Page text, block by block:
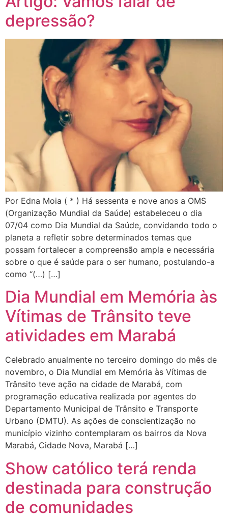
depressão?
Por Edna Moia ( * ) Há sessenta e nove anos a OMS
(Organização Mundial da Saúde) estabeleceu o dia
07/04 como Dia Mundial da Saúde, convidando todo o
planeta a refletir sobre determinados temas que
possam fortalecer a compreensão ampla e necessária
sobre o que é saúde para o ser humano, postulando-a
como “(…) […]
Dia Mundial em Memória às
Vítimas de Trânsito teve
atividades em Marabá
Celebrado anualmente no terceiro domingo do mês de
novembro, o Dia Mundial em Memória às Vítimas de
Trânsito teve ação na cidade de Marabá, com
programação educativa realizada por agentes do
Departamento Municipal de Trânsito e Transporte
Urbano (DMTU). As ações de conscientização no
município vizinho contemplaram os bairros da Nova
Marabá, Cidade Nova, Marabá […]
Show católico terá renda
destinada para construção
de comunidades